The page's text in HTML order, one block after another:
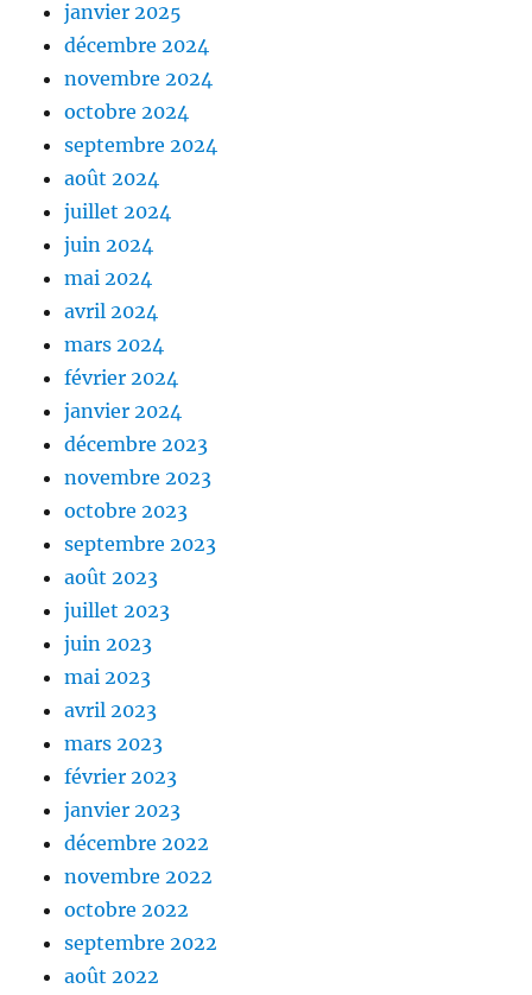
janvier 2025
décembre 2024
novembre 2024
octobre 2024
septembre 2024
août 2024
juillet 2024
juin 2024
mai 2024
avril 2024
mars 2024
février 2024
janvier 2024
décembre 2023
novembre 2023
octobre 2023
septembre 2023
août 2023
juillet 2023
juin 2023
mai 2023
avril 2023
mars 2023
février 2023
janvier 2023
décembre 2022
novembre 2022
octobre 2022
septembre 2022
août 2022